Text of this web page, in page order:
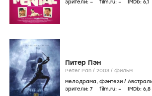
зрители: – film.ru: – IMDb: 6,1
Питер Пэн
Peter Pan / 2003 / фильм
мелодрама, фэнтези /
зрители: 7 film.ru: – IMDb: 6,8